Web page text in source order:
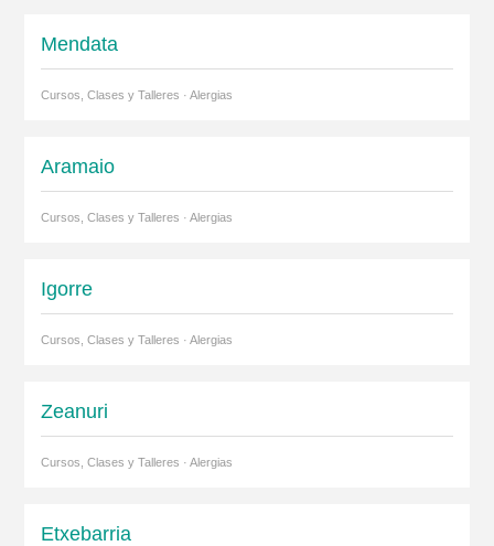
Mendata
Cursos, Clases y Talleres · Alergias
Aramaio
Cursos, Clases y Talleres · Alergias
Igorre
Cursos, Clases y Talleres · Alergias
Zeanuri
Cursos, Clases y Talleres · Alergias
Etxebarria